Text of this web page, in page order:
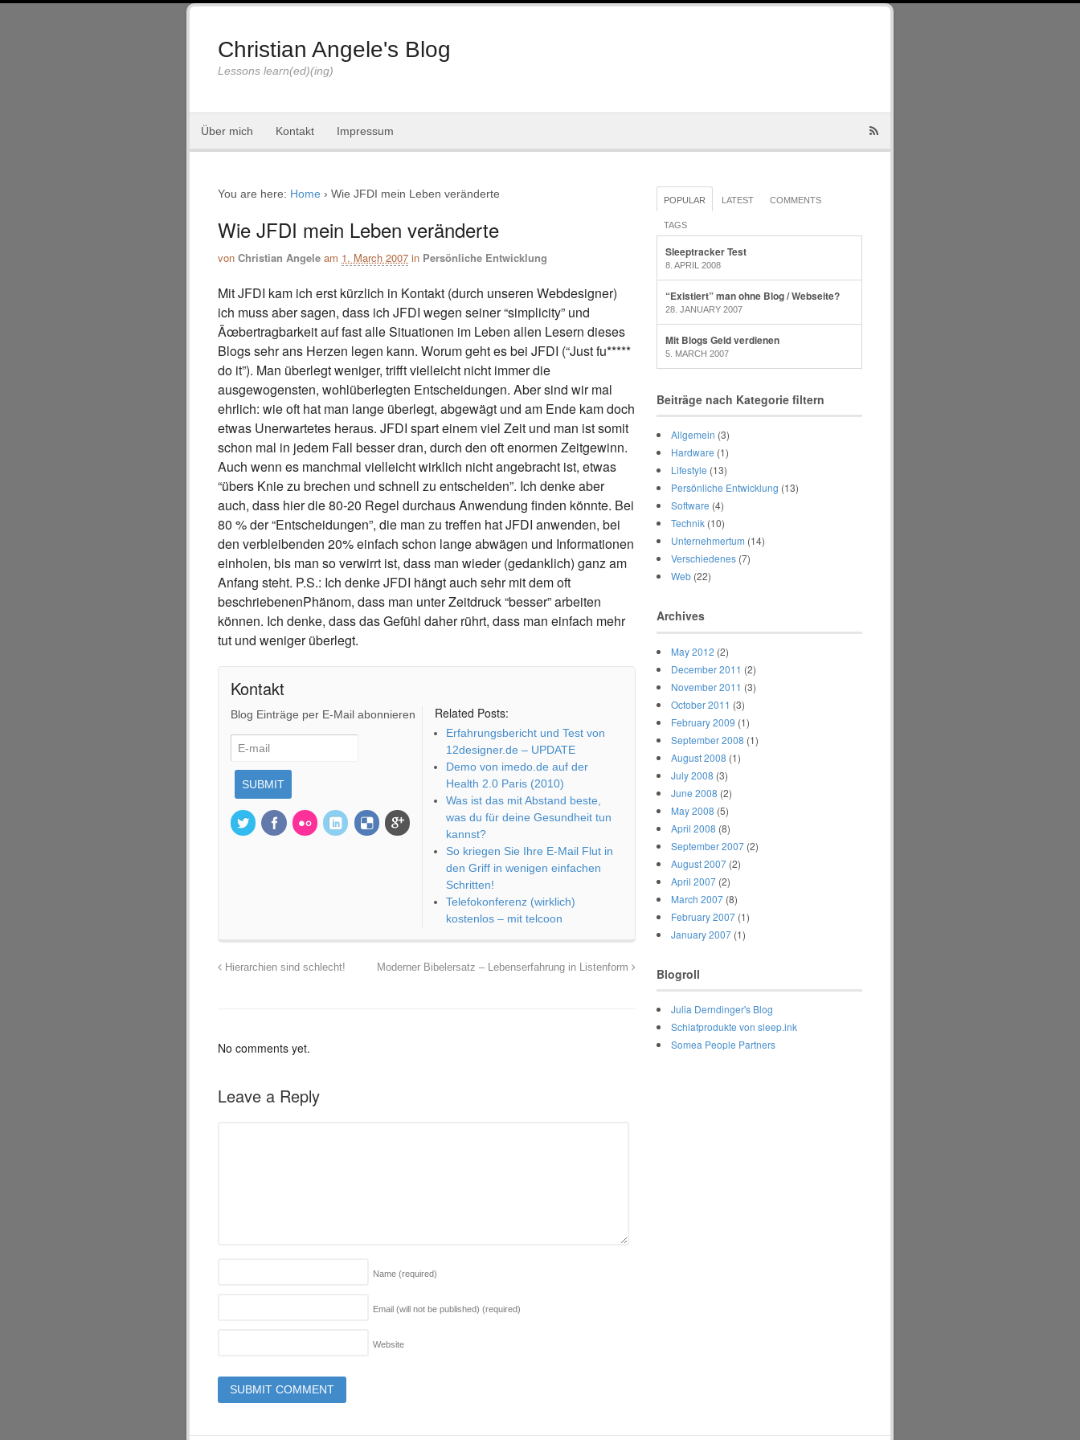
Christian Angele's Blog
Lessons learn(ed)(ing)
Über mich Kontakt Impressum
You are here: Home › Wie JFDI mein Leben veränderte
Wie JFDI mein Leben veränderte
von Christian Angele am 1. March 2007 in Persönliche Entwicklung
Mit JFDI kam ich erst kürzlich in Kontakt (durch unseren Webdesigner)
ich muss aber sagen, dass ich JFDI wegen seiner “simplicity” und
Ãœbertragbarkeit auf fast alle Situationen im Leben allen Lesern dieses
Blogs sehr ans Herzen legen kann. Worum geht es bei JFDI (“Just fu*****
do it”). Man überlegt weniger, trifft vielleicht nicht immer die
ausgewogensten, wohlüberlegten Entscheidungen. Aber sind wir mal
ehrlich: wie oft hat man lange überlegt, abgewägt und am Ende kam doch
etwas Unerwartetes heraus. JFDI spart einem viel Zeit und man ist somit
schon mal in jedem Fall besser dran, durch den oft enormen Zeitgewinn.
Auch wenn es manchmal vielleicht wirklich nicht angebracht ist, etwas
“übers Knie zu brechen und schnell zu entscheiden”. Ich denke aber
auch, dass hier die 80-20 Regel durchaus Anwendung finden könnte. Bei
80 % der “Entscheidungen”, die man zu treffen hat JFDI anwenden, bei
den verbleibenden 20% einfach schon lange abwägen und Informationen
einholen, bis man so verwirrt ist, dass man wieder (gedanklich) ganz am
Anfang steht. P.S.: Ich denke JFDI hängt auch sehr mit dem oft
beschriebenenPhänom, dass man unter Zeitdruck “besser” arbeiten
können. Ich denke, dass das Gefühl daher rührt, dass man einfach mehr
tut und weniger überlegt.
Kontakt
Blog Einträge per E-Mail abonnieren Related Posts:
Erfahrungsbericht und Test von
12designer.de – UPDATE
Demo von imedo.de auf der
Health 2.0 Paris (2010)
Was ist das mit Abstand beste,
was du für deine Gesundheit tun
kannst?
So kriegen Sie Ihre E-Mail Flut in
den Griff in wenigen einfachen
Schritten!
Telefokonferenz (wirklich)
kostenlos – mit telcoon
Hierarchien sind schlecht! Moderner Bibelersatz – Lebenserfahrung in Listenform
No comments yet.
Leave a Reply
Name (required)
Email (will not be published) (required)
Website
POPULAR LATEST COMMENTS
TAGS
Sleeptracker Test
8. APRIL 2008
“Existiert” man ohne Blog / Webseite?
28. JANUARY 2007
Mit Blogs Geld verdienen
5. MARCH 2007
Beiträge nach Kategorie filtern
Allgemein (3)
Hardware (1)
Lifestyle (13)
Persönliche Entwicklung (13)
Software (4)
Technik (10)
Unternehmertum (14)
Verschiedenes (7)
Web (22)
Archives
May 2012 (2)
December 2011 (2)
November 2011 (3)
October 2011 (3)
February 2009 (1)
September 2008 (1)
August 2008 (1)
July 2008 (3)
June 2008 (2)
May 2008 (5)
April 2008 (8)
September 2007 (2)
August 2007 (2)
April 2007 (2)
March 2007 (8)
February 2007 (1)
January 2007 (1)
Blogroll
Julia Derndinger's Blog
Schlafprodukte von sleep.ink
Somea People Partners